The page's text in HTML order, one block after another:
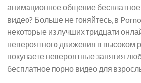
анимационное общение
видео? Больше не гоняйтесь, в
некоторые из лучших тридцати
невероятного движения в высоком
покупаете невероятные занятия
бесплатное порно видео для